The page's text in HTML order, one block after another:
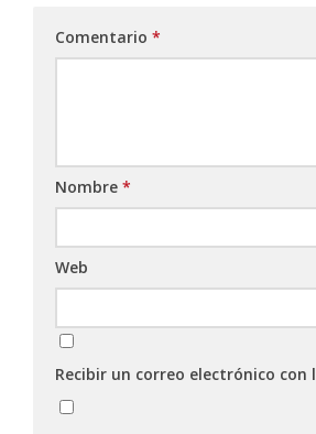
Comentario *
Nombre *
Web
Recibir un correo electrónico